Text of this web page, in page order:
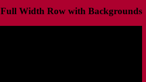
Full Width Row with Backgrounds